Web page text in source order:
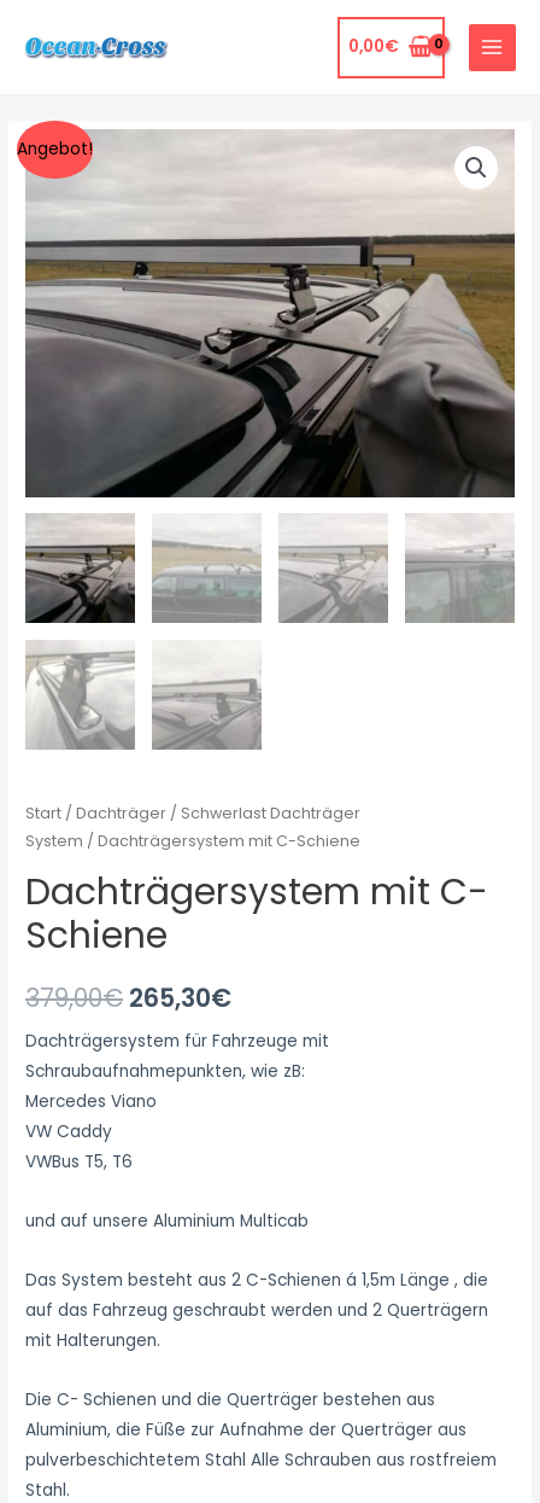
0,00€
Angebot!
Start /Dachträger / Schwerlast Dachträger
System / Dachträgersystem mit C-Schiene
Dachträgersystem mit C-
Schiene
379,00€ 265,30€
Dachträgersystem für Fahrzeuge mit
Schraubaufnahmepunkten, wie zB:
Mercedes Viano
VW Caddy
VWBus T5, T6
und auf unsere Aluminium Multicab
Das System besteht aus 2 C-Schienen á 1,5m Länge , die
auf das Fahrzeug geschraubt werden und 2 Querträgern
mit Halterungen.
Die C- Schienen und die Querträger bestehen aus
Aluminium, die Füße zur Aufnahme der Querträger aus
pulverbeschichtetem Stahl Alle Schrauben aus rostfreiem
Stahl.